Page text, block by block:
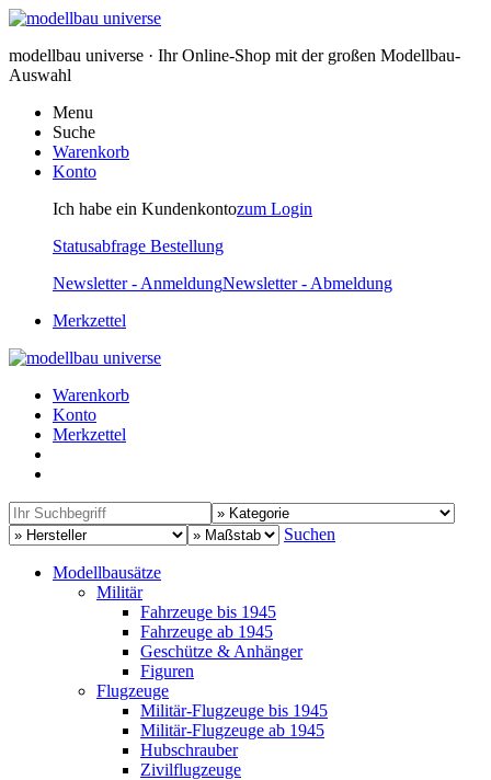
modellbau universe · Ihr Online-Shop mit der großen Modellbau-
Auswahl
Menu
Suche
Warenkorb
Konto
Ich habe ein Kundenkontozum Login
Statusabfrage Bestellung
Newsletter - AnmeldungNewsletter - Abmeldung
Merkzettel
Warenkorb
Konto
Merkzettel
Suchen
Modellbausätze
Militär
Fahrzeuge bis 1945
Fahrzeuge ab 1945
Geschütze & Anhänger
Figuren
Flugzeuge
Militär-Flugzeuge bis 1945
Militär-Flugzeuge ab 1945
Hubschrauber
Zivilflugzeuge